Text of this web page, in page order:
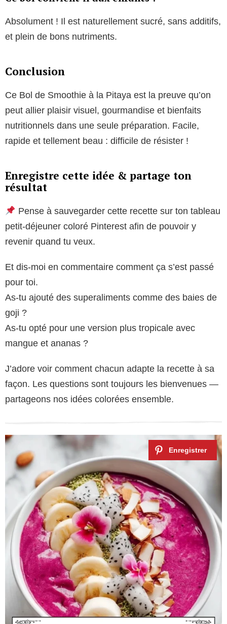
Absolument ! Il est naturellement sucré, sans additifs,
et plein de bons nutriments.
Conclusion
Ce Bol de Smoothie à la Pitaya est la preuve qu’on
peut allier plaisir visuel, gourmandise et bienfaits
nutritionnels dans une seule préparation. Facile,
rapide et tellement beau : difficile de résister !
Enregistre cette idée & partage ton
résultat
Pense à sauvegarder cette recette sur ton tableau
petit-déjeuner coloré Pinterest afin de pouvoir y
revenir quand tu veux.
Et dis-moi en commentaire comment ça s’est passé
pour toi.
As-tu ajouté des superaliments comme des baies de
goji ?
As-tu opté pour une version plus tropicale avec
mangue et ananas ?
J’adore voir comment chacun adapte la recette à sa
façon. Les questions sont toujours les bienvenues —
partageons nos idées colorées ensemble.